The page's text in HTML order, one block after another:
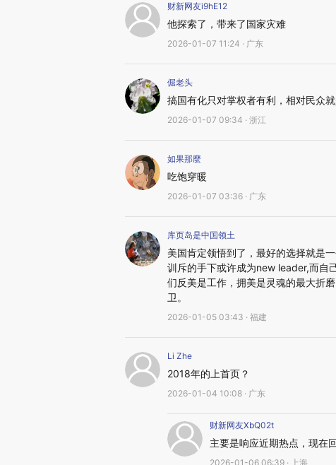
财新网友i9hE12
他探索了，带来了国家灾难
2026-01-07 11:24 · 广东
倔老头
搞国有化只对掌权者有利，相对民众
2026-01-07 09:34 · 浙江
如果那麼
吃饱穿暖
2026-01-07 03:36 · 广东
库页岛是中国领土
美国肯定领悟到了，最好的选择就是
训斥的手下或许成为new leader,而自
们反美是工作，拥美是灵魂的最大折
卫。
2026-01-05 03:43 · 福建
Li Zhe
2018年的上首页？
2026-01-04 10:08 · 广东
财新网友XbQ02t
主要是响应近期热点，现在
2026-01-06 06:39 · 上海